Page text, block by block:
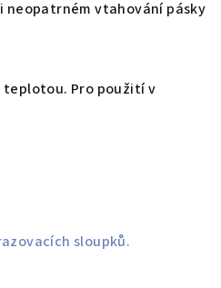
neopatrném vtahování pásky
teplotou. Pro použití v
sloupků.